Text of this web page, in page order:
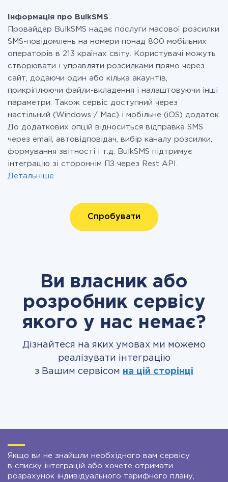
Інформація про BulkSMS
Провайдер BulkSMS надає послуги масової розсилки
SMS-повідомлень на номери понад 800 мобільних
операторів в 213 країнах світу. Користувачі можуть
створювати і управляти розсилками прямо через
сайт, додаючи один або кілька акаунтів,
прикріплюючи файли-вкладення і налаштовуючи інші
параметри. Також сервіс доступний через
настільний (Windows / Mac) і мобільне (iOS) додаток.
До додаткових опцій відноситься відправка SMS
через email, автовідповідач, вибір каналу розсилки,
формування звітності і т.д. BulkSMS підтримує
інтеграцію зі стороннім ПЗ через Rest API.
Детальніше
Спробувати
Ви власник або
розробник сервісу
якого у нас немає?
Дізнайтеся на яких умовах ми можемо
реалізувати інтеграцію
з Вашим сервісом на цій сторінці
Якщо ви не знайшли необхідного вам сервісу
в списку інтеграцій або хочете отримати
розрахунок індивідуального тарифного плану,